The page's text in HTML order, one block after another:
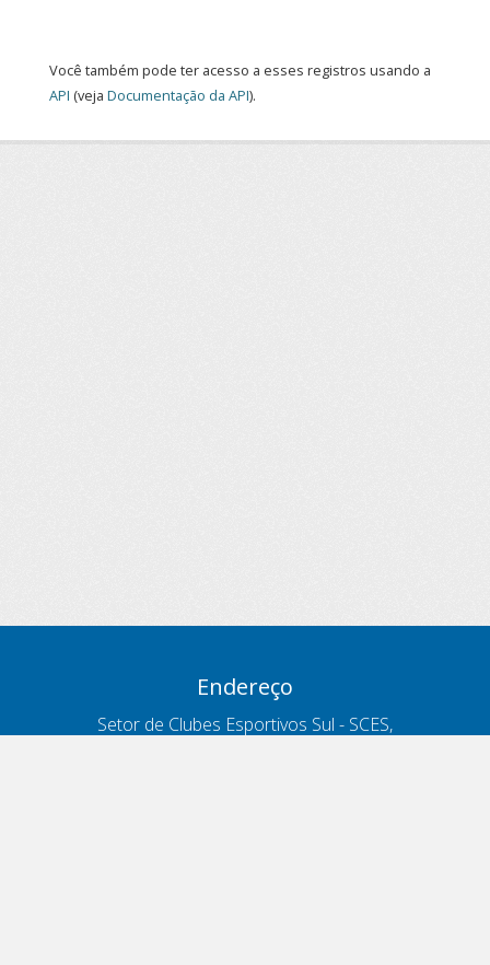
Você também pode ter acesso a esses registros usando a
API (veja Documentação da API).
Endereço
Setor de Clubes Esportivos Sul - SCES,